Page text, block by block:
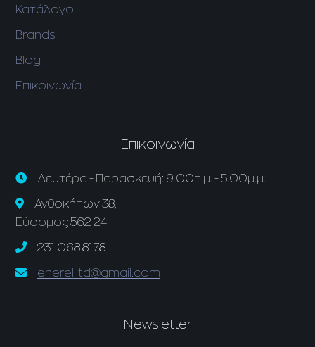
Κατάλογοι
Brands
Blog
Επικοινωνία
Επικοινωνία
Δευτέρα - Παρασκευή: 9.00π.μ. - 5.00μ.μ.
Ανθοκήπων 38,
Εύοσμος 562 24
231 068 8178
enerel.ltd@gmail.com
Newsletter